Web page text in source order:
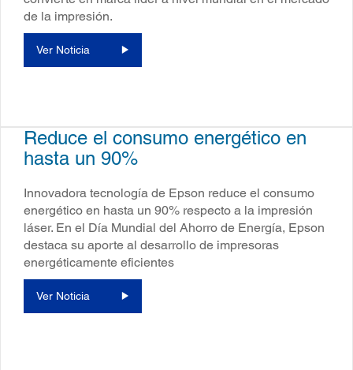
de la impresión.
Ver Noticia
Reduce el consumo energético en
hasta un 90%
Innovadora tecnología de Epson reduce el consumo
energético en hasta un 90% respecto a la impresión
láser. En el Día Mundial del Ahorro de Energía, Epson
destaca su aporte al desarrollo de impresoras
energéticamente eficientes
Ver Noticia